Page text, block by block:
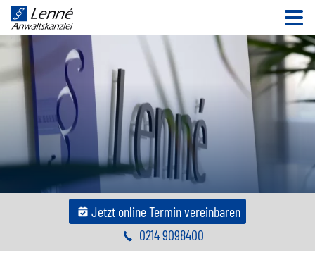
Jetzt online Termin vereinbaren
0214 9098400